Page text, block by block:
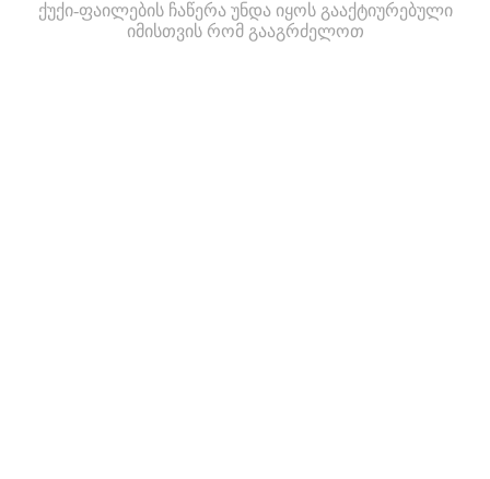
ქუქი-ფაილების ჩაწერა უნდა იყოს გააქტიურებული
იმისთვის რომ გააგრძელოთ